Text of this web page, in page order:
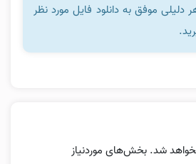
دلیلی موفق به دانلود فایل مورد نظر
شد. بخش‌های موردنیاز